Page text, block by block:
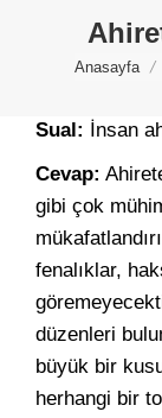
You are
Anasayfa
Sual: İnsan
Cevap:
gibi çok
fenalıklar,
düzenleri
büyük bir
herhangi bir